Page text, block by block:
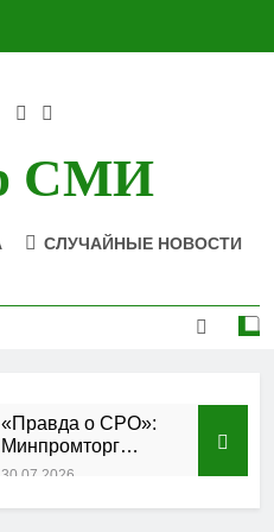
СМИ
СЛУЧАЙНЫЕ НОВОСТИ
«Правда о СРО»:
Минпромторг
подтвердил
кластера
30.07.2026